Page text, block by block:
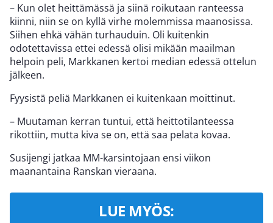
– Kun olet heittämässä ja siinä roikutaan ranteessa
kiinni, niin se on kyllä virhe molemmissa maanosissa.
Siihen ehkä vähän turhauduin. Oli kuitenkin
odotettavissa ettei edessä olisi mikään maailman
helpoin peli, Markkanen kertoi median edessä ottelun
jälkeen.
Fyysistä peliä Markkanen ei kuitenkaan moittinut.
– Muutaman kerran tuntui, että heittotilanteessa
rikottiin, mutta kiva se on, että saa pelata kovaa.
Susijengi jatkaa MM-karsintojaan ensi viikon
maanantaina Ranskan vieraana.
LUE MYÖS: